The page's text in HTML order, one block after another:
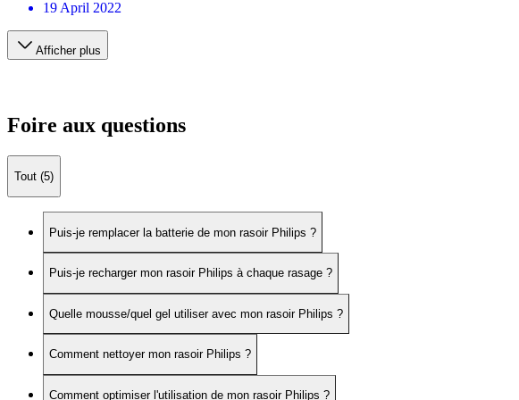
19 April 2022
Afficher plus
Foire aux questions
Tout (5)
Puis-je remplacer la batterie de mon rasoir Philips ?
Puis-je recharger mon rasoir Philips à chaque rasage ?
Quelle mousse/quel gel utiliser avec mon rasoir Philips ?
Comment nettoyer mon rasoir Philips ?
Comment optimiser l'utilisation de mon rasoir Philips ?